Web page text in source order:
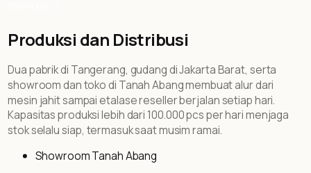
Produksi dan Distribusi
Dua pabrik di Tangerang, gudang di Jakarta Barat, serta
showroom dan toko di Tanah Abang membuat alur dari
mesin jahit sampai etalase reseller berjalan setiap hari.
Kapasitas produksi lebih dari 100.000 pcs per hari menjaga
stok selalu siap, termasuk saat musim ramai.
Showroom Tanah Abang